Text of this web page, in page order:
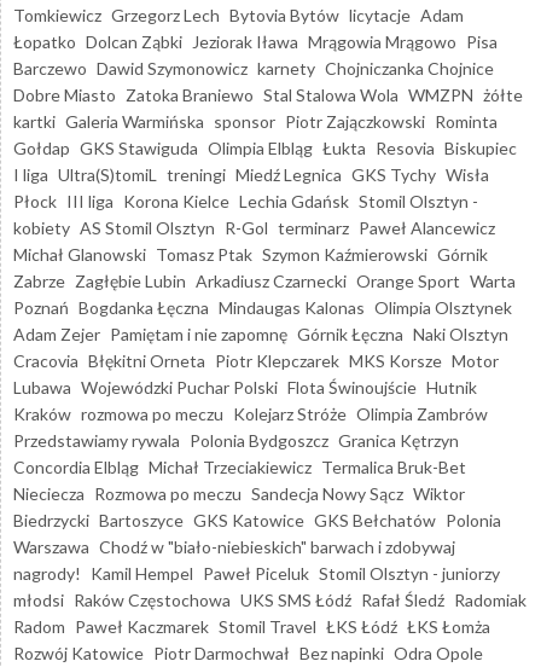
Tomkiewicz Grzegorz Lech Bytovia Bytów licytacje Adam
Łopatko Dolcan Ząbki Jeziorak Iława Mrągowia Mrągowo Pisa
Barczewo Dawid Szymonowicz karnety Chojniczanka Chojnice
Dobre Miasto Zatoka Braniewo Stal Stalowa Wola WMZPN żółte
kartki Galeria Warmińska sponsor Piotr Zajączkowski Rominta
Gołdap GKS Stawiguda Olimpia Elbląg Łukta Resovia Biskupiec
I liga Ultra(S)tomiL treningi Miedź Legnica GKS Tychy Wisła
Płock III liga Korona Kielce Lechia Gdańsk Stomil Olsztyn -
kobiety AS Stomil Olsztyn R-Gol terminarz Paweł Alancewicz
Michał Glanowski Tomasz Ptak Szymon Kaźmierowski Górnik
Zabrze Zagłębie Lubin Arkadiusz Czarnecki Orange Sport Warta
Poznań Bogdanka Łęczna Mindaugas Kalonas Olimpia Olsztynek
Adam Zejer Pamiętam i nie zapomnę Górnik Łęczna Naki Olsztyn
Cracovia Błękitni Orneta Piotr Klepczarek MKS Korsze Motor
Lubawa Wojewódzki Puchar Polski Flota Świnoujście Hutnik
Kraków rozmowa po meczu Kolejarz Stróże Olimpia Zambrów
Przedstawiamy rywala Polonia Bydgoszcz Granica Kętrzyn
Concordia Elbląg Michał Trzeciakiewicz Termalica Bruk-Bet
Nieciecza Rozmowa po meczu Sandecja Nowy Sącz Wiktor
Biedrzycki Bartoszyce GKS Katowice GKS Bełchatów Polonia
Warszawa Chodź w "biało-niebieskich" barwach i zdobywaj
nagrody!
Kamil Hempel Paweł Piceluk Stomil Olsztyn - juniorzy
młodsi Raków Częstochowa UKS SMS Łódź Rafał Śledź Radomiak
Radom Paweł Kaczmarek Stomil Travel ŁKS Łódź ŁKS Łomża
Rozwój Katowice Piotr Darmochwał Bez napinki Odra Opole